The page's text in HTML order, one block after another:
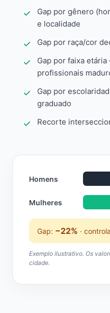
Gap por gênero
e localidade
Gap por raça/cor
Gap por faixa
profissionais
Gap por
graduado
Recorte
Homens
Mulheres
Gap: −22% ·
Exemplo ilustrativo. Os
cidade.